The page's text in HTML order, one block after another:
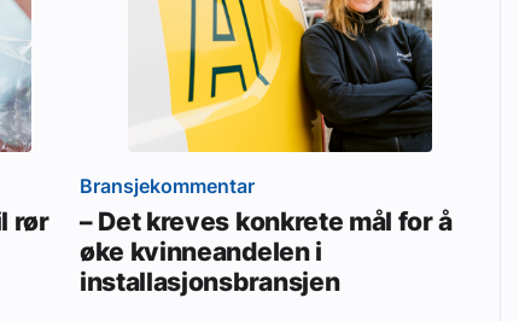
rør
Bransjekommentar
– Det kreves konkrete mål for å
øke kvinneandelen i
installasjonsbransjen